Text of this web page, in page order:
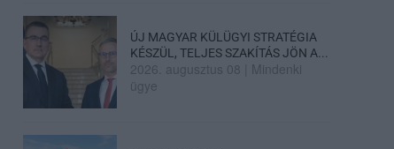
ÚJ MAGYAR KÜLÜGYI STRATÉGIA
KÉSZÜL, TELJES SZAKÍTÁS JÖN A...
2026. augusztus 08
Mindenki
ügye